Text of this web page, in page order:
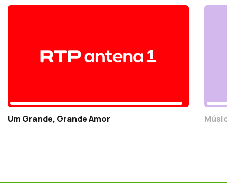
Um Grande, Grande Amor